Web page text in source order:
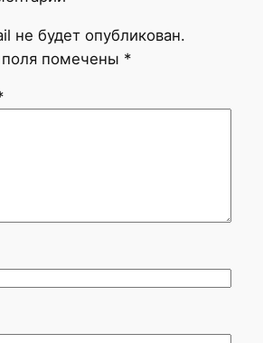
не будет опубликован.
помечены *